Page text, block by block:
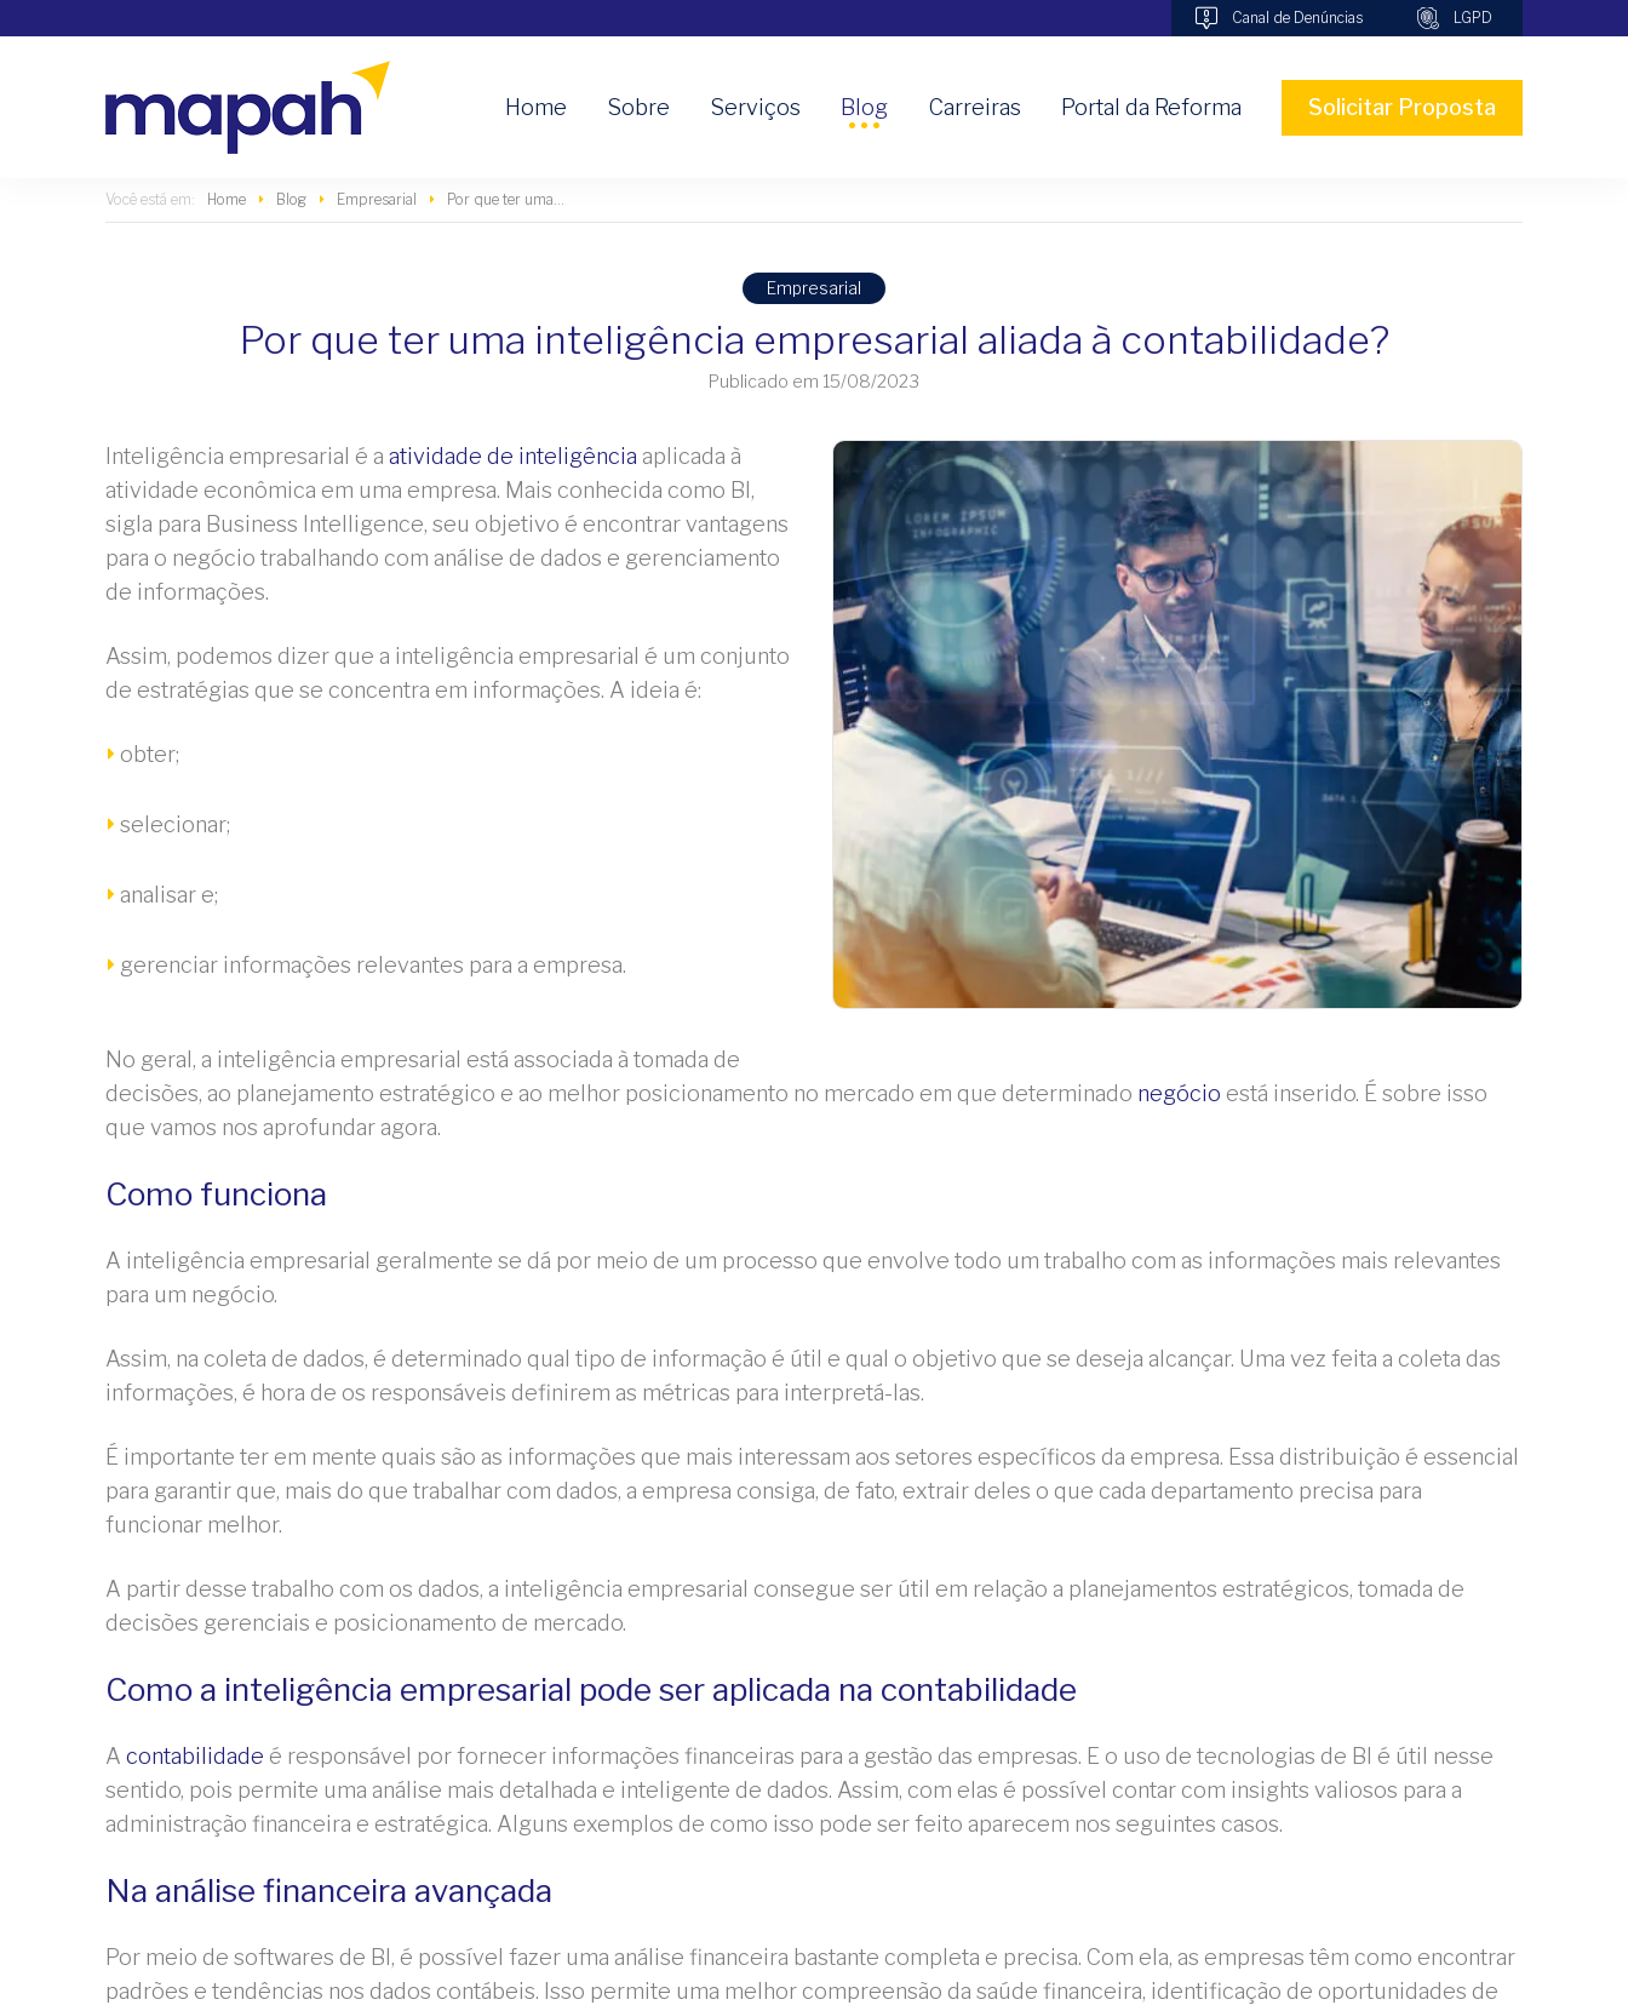
Canal de Denúncias LGPD
Home Sobre Serviços Blog Carreiras Portal da Reforma Solicitar Proposta
Home Blog Empresarial Por que ter uma...
Empresarial
Por que ter uma inteligência empresarial aliada à contabilidade?
Publicado em 15/08/2023
Inteligência empresarial é a atividade de inteligência aplicada à
atividade econômica em uma empresa. Mais conhecida como BI,
sigla para Business Intelligence, seu objetivo é encontrar vantagens
para o negócio trabalhando com análise de dados e gerenciamento
de informações.
Assim, podemos dizer que a inteligência empresarial é um conjunto
de estratégias que se concentra em informações. A ideia é:
obter;
selecionar;
analisar e;
gerenciar informações relevantes para a empresa.
No geral, a inteligência empresarial está associada à tomada de
decisões, ao planejamento estratégico e ao melhor posicionamento no mercado em que determinado negócio está inserido. É sobre isso
que vamos nos aprofundar agora.
Como funciona
A inteligência empresarial geralmente se dá por meio de um processo que envolve todo um trabalho com as informações mais relevantes
para um negócio.
Assim, na coleta de dados, é determinado qual tipo de informação é útil e qual o objetivo que se deseja alcançar. Uma vez feita a coleta das
informações, é hora de os responsáveis definirem as métricas para interpretá-las.
É importante ter em mente quais são as informações que mais interessam aos setores específicos da empresa. Essa distribuição é essencial
para garantir que, mais do que trabalhar com dados, a empresa consiga, de fato, extrair deles o que cada departamento precisa para
funcionar melhor.
A partir desse trabalho com os dados, a inteligência empresarial consegue ser útil em relação a planejamentos estratégicos, tomada de
decisões gerenciais e posicionamento de mercado.
Como a inteligência empresarial pode ser aplicada na contabilidade
A contabilidade é responsável por fornecer informações financeiras para a gestão das empresas. E o uso de tecnologias de BI é útil nesse
sentido, pois permite uma análise mais detalhada e inteligente de dados. Assim, com elas é possível contar com insights valiosos para a
administração financeira e estratégica. Alguns exemplos de como isso pode ser feito aparecem nos seguintes casos.
Na análise financeira avançada
Por meio de softwares de BI, é possível fazer uma análise financeira bastante completa e precisa. Com ela, as empresas têm como encontrar
padrões e tendências nos dados contábeis. Isso permite uma melhor compreensão da saúde financeira, identificação de oportunidades de